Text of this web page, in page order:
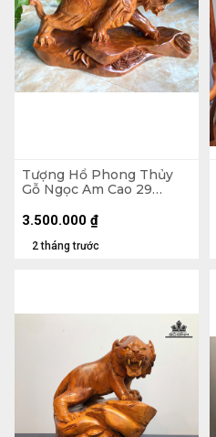
Tượng Hổ Phong Thủy
Gỗ Ngọc Am Cao 29
7kg
2 tháng trước
3.500.000 ₫